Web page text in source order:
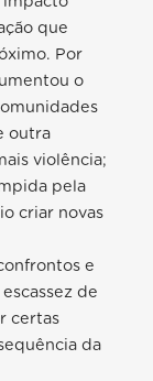
que
Por
o
outra
violência;
pela
criar novas
e
de
certas
da